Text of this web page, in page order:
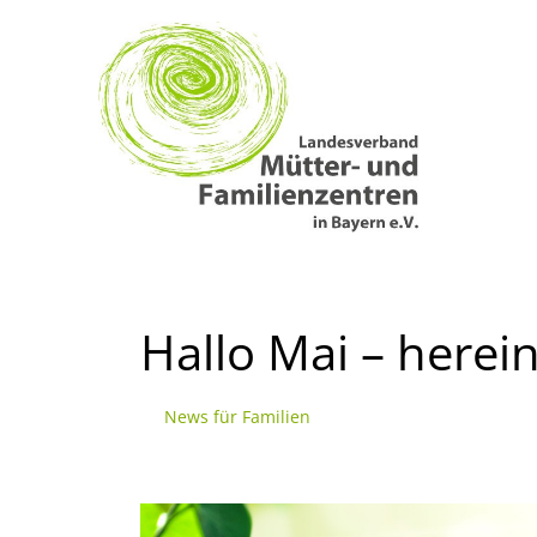
Zum
Inhalt
springen
Hallo Mai –
News für Familien